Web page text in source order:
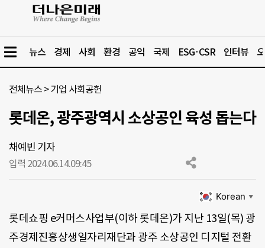
뉴스 경제 사회 환경 공익 국제 ESG·CSR 인터뷰
전체뉴스 >기업 사회공헌
롯데온, 광주광역시 소상공인 육성 돕는다
채예빈 기자
입력 2024.06.14.09:45
Korean ▼
롯데쇼핑 e커머스사업부(이하 롯데온)가 지난 13일(목) 광
주경제진흥상생일자리재단과 광주 소상공인 디지털 전환